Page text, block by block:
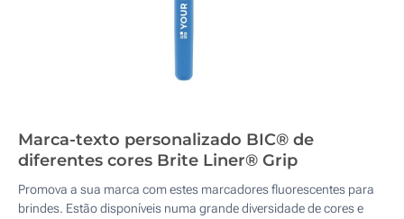
Marca-texto personalizado BIC® de
diferentes cores Brite Liner® Grip
Promova a sua marca com estes marcadores fluorescentes para
brindes. Estão disponíveis numa grande diversidade de cores e